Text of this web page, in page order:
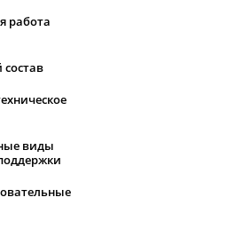
работа
состав
виды